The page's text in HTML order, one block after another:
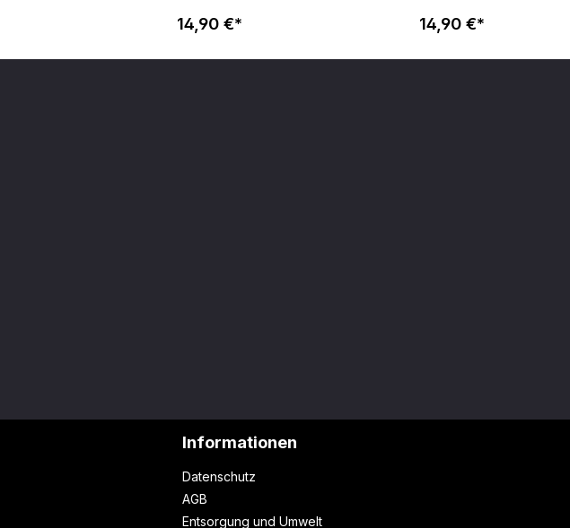
14,90 €* 14,90 €*
Informationen
Datenschutz
AGB
Entsorgung und Umwelt